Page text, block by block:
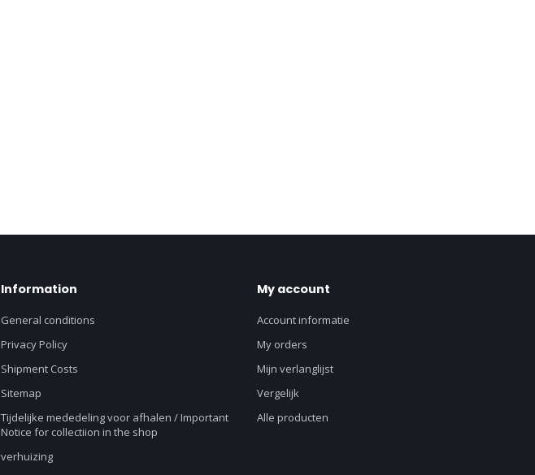
Information
General conditions
Privacy Policy
Shipment Costs
Sitemap
Tijdelijke mededeling voor afhalen / Important
Notice for collectiion in the shop
verhuizing
My account
Account informatie
My orders
Mijn verlanglijst
Vergelijk
Alle producten